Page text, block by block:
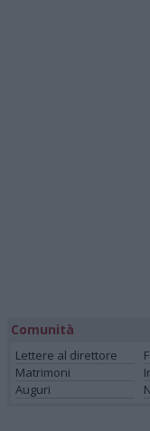
Comunità
Lettere al direttore
Matrimoni
Auguri